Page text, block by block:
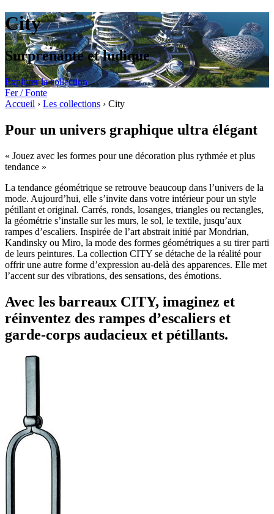
City
Surprenante et ludique
Explorer la collection
Fer / Fonte
Accueil › Les collections › City
Pour un univers graphique ultra élégant
« Jouez avec les formes pour une décoration plus rythmée et plus
tendance »
La tendance géométrique se retrouve beaucoup dans l’univers de la
mode. Aujourd’hui, elle s’invite dans votre intérieur pour un style
pétillant et original. Carrés, ronds, losanges, triangles ou rectangles,
la géométrie s’installe sur les murs, le sol, le textile, jusqu’aux
rampes d’escaliers. Inspirée de l’art abstrait initié par Mondrian,
Kandinsky ou Miro, la mode des formes géométriques a su tirer parti
de leurs peintures. La collection CITY se détache de la réalité pour
offrir une autre forme d’expression au-delà des apparences. Elle met
l’accent sur des vibrations, des sensations, des émotions.
Avec les barreaux CITY, imaginez et
réinventez des rampes d’escaliers et
garde-corps audacieux et pétillants.